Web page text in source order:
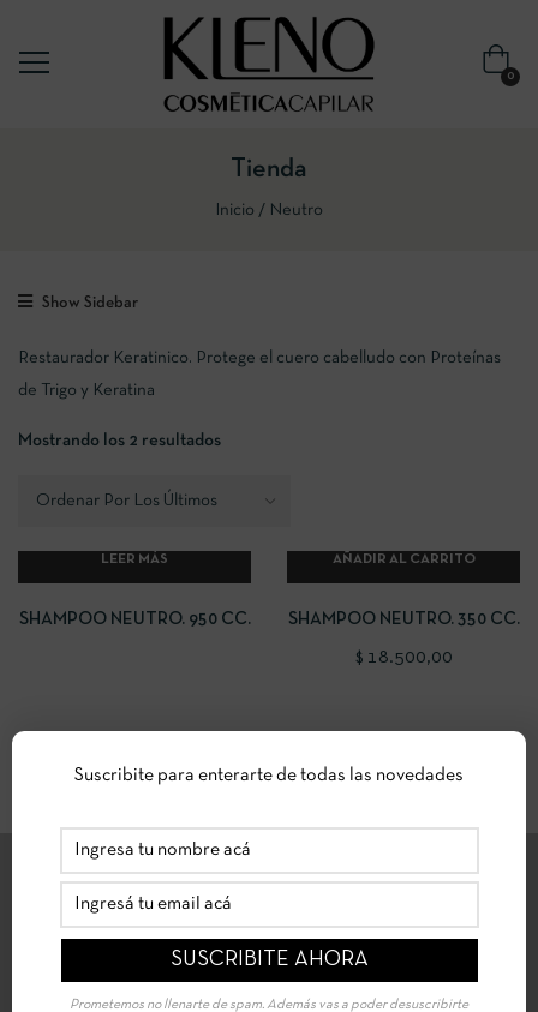
0
Tienda
Inicio Neutro
Show Sidebar
Restaurador Keratinico. Protege el cuero cabelludo con Proteínas
de Trigo y Keratina
Mostrando los 2 resultados
LEER MÁS
SHAMPOO NEUTRO. 950 CC.
AÑADIR AL CARRITO
SHAMPOO NEUTRO. 350 CC.
$ 18.500,00
Coordinamos tus envíos por medio de Correo Argentino a todo
Suscribite para enterarte de todas las novedades
Prometemos no llenarte de spam. Además vas a poder desuscribirte